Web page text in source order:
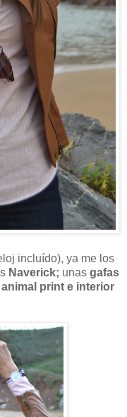
incluído), ya me los
Naverick; unas gafas
print e interior